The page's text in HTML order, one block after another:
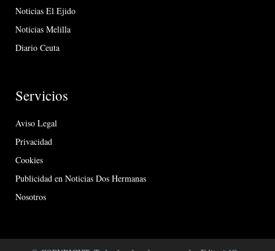
Noticias El Ejido
Noticias Melilla
Diario Ceuta
Servicios
Aviso Legal
Privacidad
Cookies
Publicidad en Noticias Dos Hermanas
Nosotros